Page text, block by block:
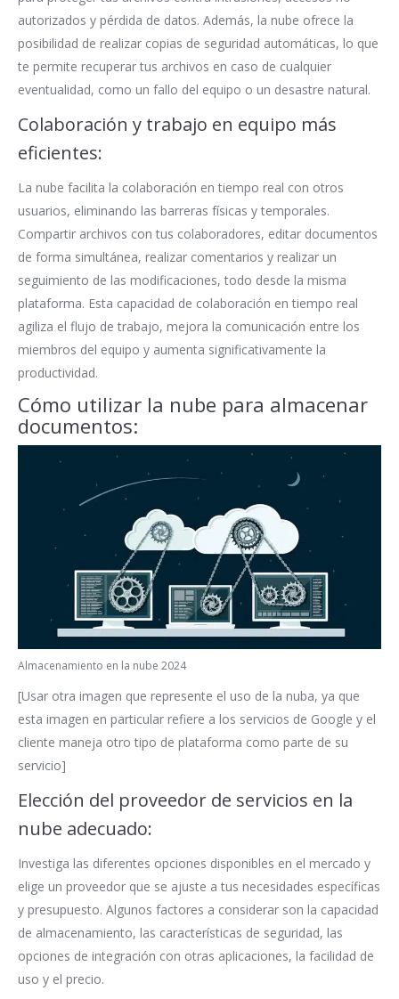
autorizados y pérdida de datos. Además, la nube ofrece la
posibilidad de realizar copias de seguridad automáticas, lo que
te permite recuperar tus archivos en caso de cualquier
eventualidad, como un fallo del equipo o un desastre natural.
Colaboración y trabajo en equipo más
eficientes:
La nube facilita la colaboración en tiempo real con otros
usuarios, eliminando las barreras físicas y temporales.
Compartir archivos con tus colaboradores, editar documentos
de forma simultánea, realizar comentarios y realizar un
seguimiento de las modificaciones, todo desde la misma
plataforma. Esta capacidad de colaboración en tiempo real
agiliza el flujo de trabajo, mejora la comunicación entre los
miembros del equipo y aumenta significativamente la
productividad.
Cómo utilizar la nube para almacenar
documentos:
Almacenamiento en la nube 2024
[Usar otra imagen que represente el uso de la nuba, ya que
esta imagen en particular refiere a los servicios de Google y el
cliente maneja otro tipo de plataforma como parte de su
servicio]
Elección del proveedor de servicios en la
nube adecuado:
Investiga las diferentes opciones disponibles en el mercado y
elige un proveedor que se ajuste a tus necesidades específicas
y presupuesto. Algunos factores a considerar son la capacidad
de almacenamiento, las características de seguridad, las
opciones de integración con otras aplicaciones, la facilidad de
uso y el precio.